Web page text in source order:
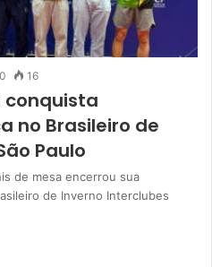
0 16
conquista
no Brasileiro de
Paulo
de mesa encerrou sua
de Inverno Interclubes